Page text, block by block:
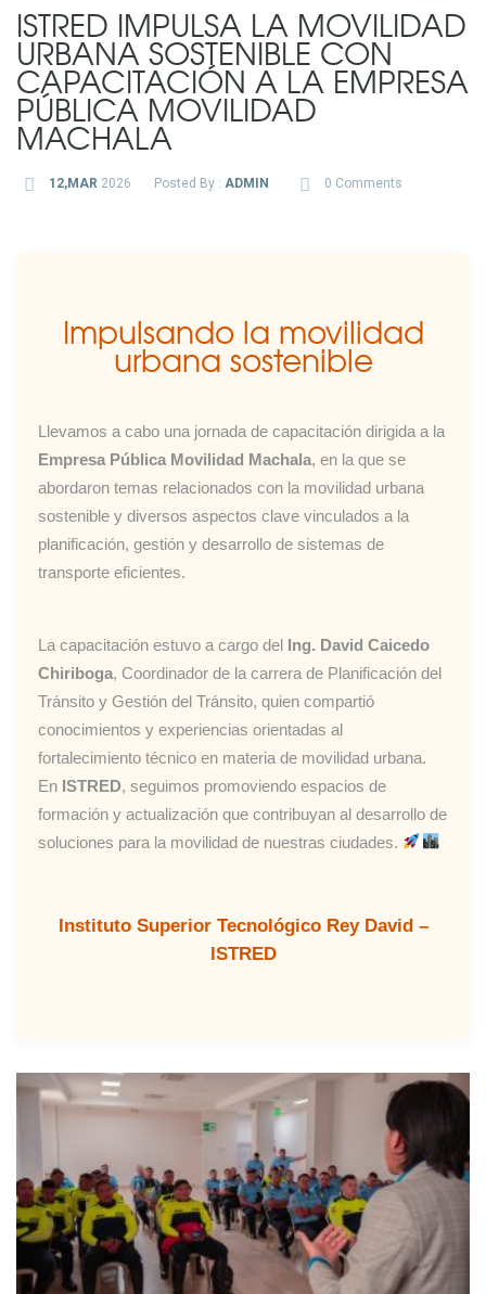
ISTRED IMPULSA LA MOVILIDAD
URBANA SOSTENIBLE CON
CAPACITACIÓN A LA EMPRESA
PÚBLICA MOVILIDAD
MACHALA
12,MAR 2026 Posted By : ADMIN 0 Comments
Impulsando la movilidad
urbana sostenible
Llevamos a cabo una jornada de capacitación dirigida a la
Empresa Pública Movilidad Machala, en la que se
abordaron temas relacionados con la movilidad urbana
sostenible y diversos aspectos clave vinculados a la
planificación, gestión y desarrollo de sistemas de
transporte eficientes.
La capacitación estuvo a cargo del Ing. David Caicedo
Chiriboga, Coordinador de la carrera de Planificación del
Tránsito y Gestión del Tránsito, quien compartió
conocimientos y experiencias orientadas al
fortalecimiento técnico en materia de movilidad urbana.
En ISTRED, seguimos promoviendo espacios de
formación y actualización que contribuyan al desarrollo de
soluciones para la movilidad de nuestras ciudades.
Instituto Superior Tecnológico Rey David –
ISTRED